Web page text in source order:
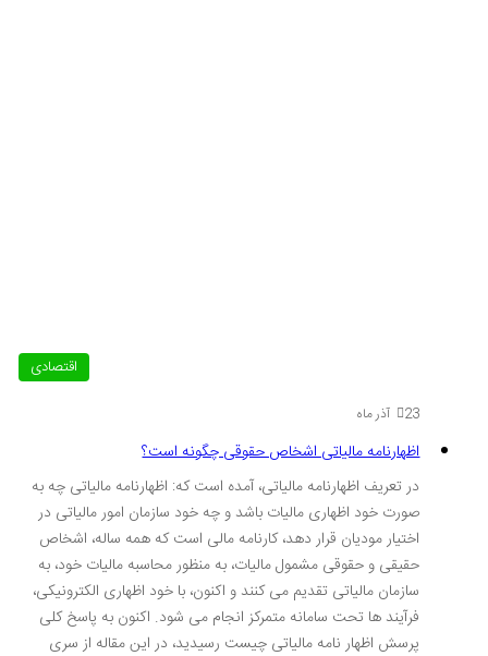
اقتصادی
23 آذر ماه
اظهارنامه مالیاتی اشخاص حقوقی چگونه است؟
در تعریف اظهارنامه مالیاتی، آمده است که: اظهارنامه مالیاتی چه به
صورت خود اظهاری مالیات باشد و چه خود سازمان امور مالیاتی در
اختیار مودیان قرار دهد، کارنامه مالی است که همه ساله، اشخاص
حقیقی و حقوقی مشمول مالیات، به منظور محاسبه مالیات خود، به
سازمان مالیاتی تقدیم می کنند و اکنون، با خود اظهاری الکترونیکی،
فرآیند ها تحت سامانه متمرکز انجام می شود. اکنون به پاسخ کلی
پرسش اظهار نامه مالیاتی چیست رسیدید، در این مقاله از سری